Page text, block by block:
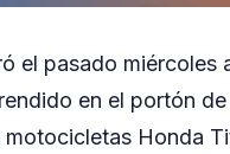
el pasado
en el portón
Honda